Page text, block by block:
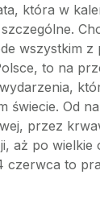
która w
wszystkim z
to na
świecie. Od
przez
aż po wielkie
czerwca to